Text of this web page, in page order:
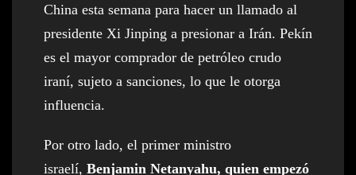
China esta semana para hacer un llamado al
presidente Xi Jinping a presionar a Irán. Pekín
es el mayor comprador de petróleo crudo
iraní, sujeto a sanciones, lo que le otorga
influencia.
Por otro lado, el primer ministro
israelí, Benjamin Netanyahu, quien empezó